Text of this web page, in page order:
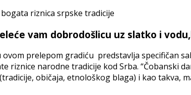
vam dobrodošlicu uz slatko i
ovom prelepom gradiću predstavlja specifičan
riznice narodne tradicije kod Srba. “Čobanski
običaja, etnološkog blaga) i kao takva,